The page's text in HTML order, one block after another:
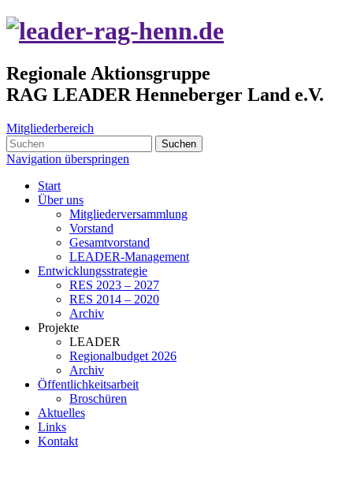
Regionale Aktionsgruppe
RAG LEADER Henneberger Land e.V.
Mitgliederbereich
Suchen
Navigation überspringen
Start
Über uns
Mitgliederversammlung
Vorstand
Gesamtvorstand
LEADER-Management
Entwicklungsstrategie
RES 2023 – 2027
RES 2014 – 2020
Archiv
Projekte
LEADER
Regionalbudget 2026
Archiv
Öffentlichkeitsarbeit
Broschüren
Aktuelles
Links
Kontakt